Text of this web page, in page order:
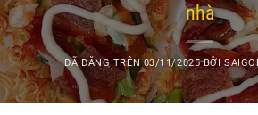
nhà
ĐÃ ĐĂNG TRÊN03/11/2025 BỞI